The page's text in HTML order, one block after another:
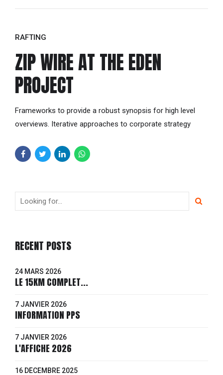
RAFTING
ZIP WIRE AT THE EDEN
PROJECT
Frameworks to provide a robust synopsis for high level
overviews. Iterative approaches to corporate strategy
RECENT POSTS
24 MARS 2026
LE 15KM COMPLET...
7 JANVIER 2026
INFORMATION PPS
7 JANVIER 2026
L'AFFICHE 2026
16 DÉCEMBRE 2025